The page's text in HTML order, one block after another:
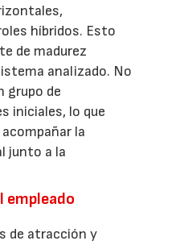
híbridos. Esto
de madurez
analizado. No
grupo de
iniciales, lo que
la
junto a la
empleado
de atracción y